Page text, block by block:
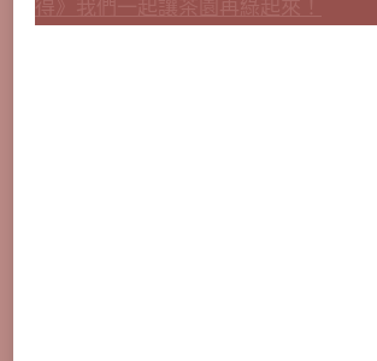
得》我們一起讓茶園再綠起來！